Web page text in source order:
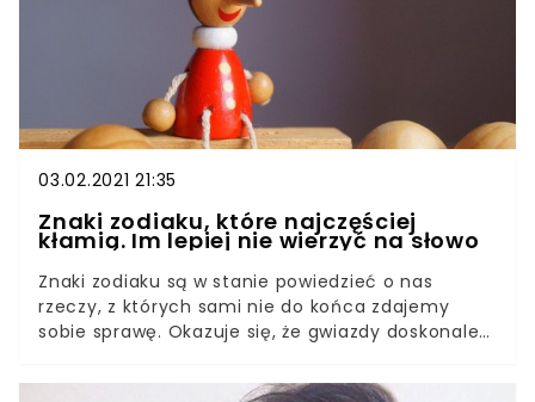
Może się okazać, że odpowiedzią na wszystkie
problemy będą znaki zodiaku. Znajdujecie się w
wymienionych parach?
03.02.2021 21:35
Znaki zodiaku, które najczęściej
kłamią. Im lepiej nie wierzyć na słowo
Znaki zodiaku są w stanie powiedzieć o nas
rzeczy, z których sami nie do końca zdajemy
sobie sprawę. Okazuje się, że gwiazdy doskonale
poszczególne cechy. Co za tym idzie, osoby spod